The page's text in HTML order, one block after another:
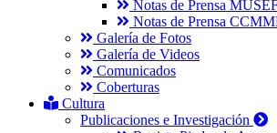
Notas de Prensa
Notas de Prensa
Galería de Fotos
Galería de Videos
Comunicados
Coberturas
Cultura
Publicaciones e Investigación